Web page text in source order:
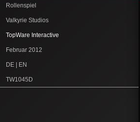
Rollenspiel
Valkyrie Studios
TopWare Interactive
Februar 2012
DE | EN
TW1045D